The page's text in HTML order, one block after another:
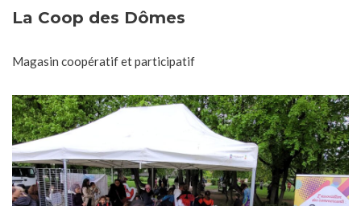
La Coop des Dômes
Magasin coopératif et participatif